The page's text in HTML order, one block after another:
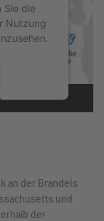
Sie die
Nutzung
an der Brandeis
und
der